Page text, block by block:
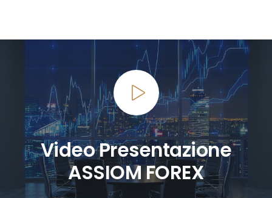
Video Presentazione
ASSIOM FOREX